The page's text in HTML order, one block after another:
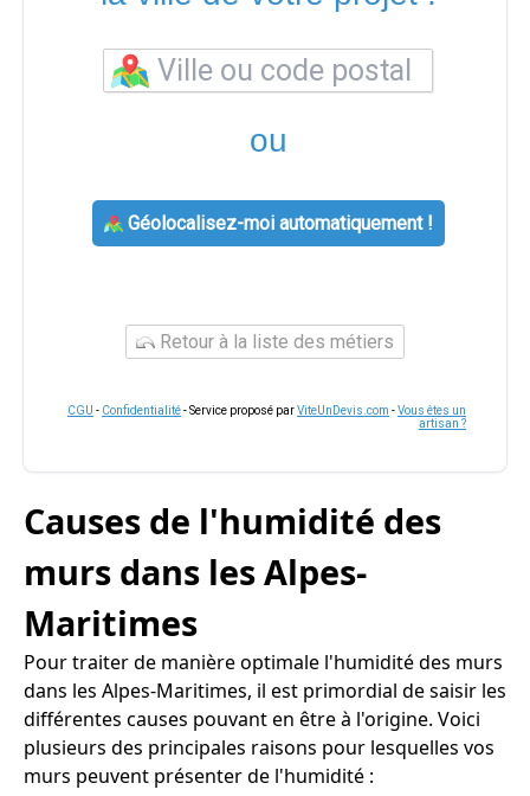
ou
Géolocalisez-moi automatiquement !
Retour à la liste des métiers
CGU - Confidentialité- Service proposé parViteUnDevis.com -Vous êtes un
artisan ?
Causes de l'humidité des
murs dans les Alpes-
Maritimes
Pour traiter de manière optimale l'humidité des murs
dans les Alpes-Maritimes, il est primordial de saisir les
différentes causes pouvant en être à l'origine. Voici
plusieurs des principales raisons pour lesquelles vos
murs peuvent présenter de l'humidité :